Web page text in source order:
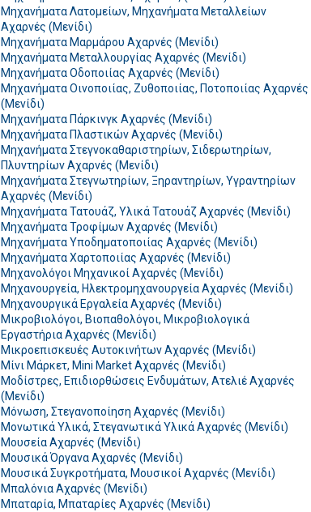
Μηχανήματα Λατομείων, Μηχανήματα Μεταλλείων
Αχαρνές (Μενίδι)
Μηχανήματα Μαρμάρου Αχαρνές (Μενίδι)
Μηχανήματα Μεταλλουργίας Αχαρνές (Μενίδι)
Μηχανήματα Οδοποιίας Αχαρνές (Μενίδι)
Μηχανήματα Οινοποιίας, Ζυθοποιίας, Ποτοποιίας Αχαρνές
(Μενίδι)
Μηχανήματα Πάρκινγκ Αχαρνές (Μενίδι)
Μηχανήματα Πλαστικών Αχαρνές (Μενίδι)
Μηχανήματα Στεγνοκαθαριστηρίων, Σιδερωτηρίων,
Πλυντηρίων Αχαρνές (Μενίδι)
Μηχανήματα Στεγνωτηρίων, Ξηραντηρίων, Υγραντηρίων
Αχαρνές (Μενίδι)
Μηχανήματα Τατουάζ, Υλικά Τατουάζ Αχαρνές (Μενίδι)
Μηχανήματα Τροφίμων Αχαρνές (Μενίδι)
Μηχανήματα Υποδηματοποιίας Αχαρνές (Μενίδι)
Μηχανήματα Χαρτοποιίας Αχαρνές (Μενίδι)
Μηχανολόγοι Μηχανικοί Αχαρνές (Μενίδι)
Μηχανουργεία, Ηλεκτρομηχανουργεία Αχαρνές (Μενίδι)
Μηχανουργικά Εργαλεία Αχαρνές (Μενίδι)
Μικροβιολόγοι, Βιοπαθολόγοι, Μικροβιολογικά
Εργαστήρια Αχαρνές (Μενίδι)
Μικροεπισκευές Αυτοκινήτων Αχαρνές (Μενίδι)
Μίνι Μάρκετ, Mini Market Αχαρνές (Μενίδι)
Μοδίστρες, Επιδιορθώσεις Ενδυμάτων, Ατελιέ Αχαρνές
(Μενίδι)
Μόνωση, Στεγανοποίηση Αχαρνές (Μενίδι)
Μονωτικά Υλικά, Στεγανωτικά Υλικά Αχαρνές (Μενίδι)
Μουσεία Αχαρνές (Μενίδι)
Μουσικά Όργανα Αχαρνές (Μενίδι)
Μουσικά Συγκροτήματα, Μουσικοί Αχαρνές (Μενίδι)
Μπαλόνια Αχαρνές (Μενίδι)
Μπαταρία, Μπαταρίες Αχαρνές (Μενίδι)